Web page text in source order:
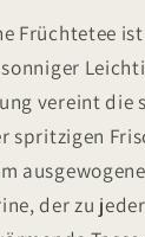
Früchtetee
vereint die
spritzigen
der zu